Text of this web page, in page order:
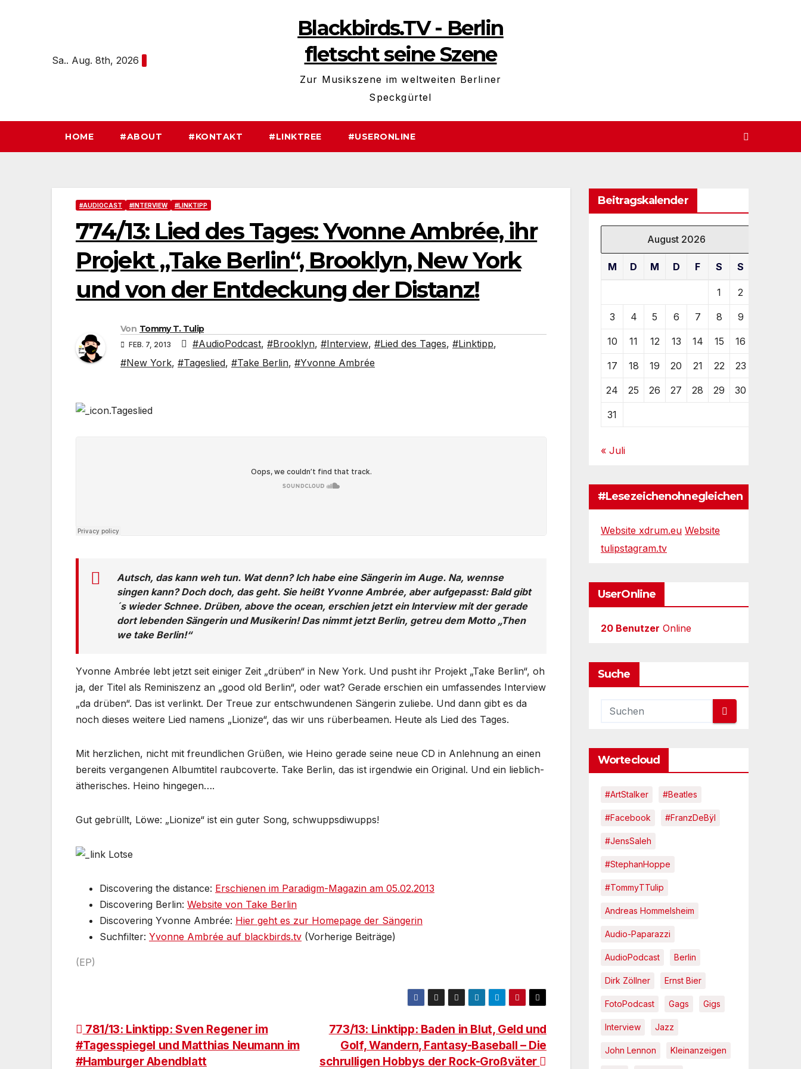
Sa.. Aug. 8th, 2026
Blackbirds.TV - Berlin
fletscht seine Szene
Zur Musikszene im weltweiten Berliner
Speckgürtel
HOME #ABOUT #KONTAKT #LINKTREE #USERONLINE
#AUDIOCAST #INTERVIEW #LINKTIPP
774/13: Lied des Tages: Yvonne Ambrée, ihr
Projekt „Take Berlin“, Brooklyn, New York
und von der Entdeckung der Distanz!
Von Tommy T. Tulip
FEB. 7, 2013 #AudioPodcast, #Brooklyn, #Interview, #Lied des Tages, #Linktipp,
#New York, #Tageslied, #Take Berlin, #Yvonne Ambrée
Autsch, das kann weh tun. Wat denn? Ich habe eine Sängerin im Auge. Na, wennse
singen kann? Doch doch, das geht. Sie heißt Yvonne Ambrée, aber aufgepasst: Bald gibt
´s wieder Schnee. Drüben, above the ocean, erschien jetzt ein Interview mit der gerade
dort lebenden Sängerin und Musikerin! Das nimmt jetzt Berlin, getreu dem Motto „Then
we take Berlin!“
Yvonne Ambrée lebt jetzt seit einiger Zeit „drüben“ in New York. Und pusht ihr Projekt „Take Berlin“, oh
ja, der Titel als Reminiszenz an „good old Berlin“, oder wat? Gerade erschien ein umfassendes Interview
„da drüben“. Das ist verlinkt. Der Treue zur entschwundenen Sängerin zuliebe. Und dann gibt es da
noch dieses weitere Lied namens „Lionize“, das wir uns rüberbeamen. Heute als Lied des Tages.
Mit herzlichen, nicht mit freundlichen Grüßen, wie Heino gerade seine neue CD in Anlehnung an einen
bereits vergangenen Albumtitel raubcoverte. Take Berlin, das ist irgendwie ein Original. Und ein lieblich-
ätherisches. Heino hingegen….
Gut gebrüllt, Löwe: „Lionize“ ist ein guter Song, schwuppsdiwupps!
Discovering the distance: Erschienen im Paradigm-Magazin am 05.02.2013
Discovering Berlin: Website von Take Berlin
Discovering Yvonne Ambrée: Hier geht es zur Homepage der Sängerin
Suchfilter: Yvonne Ambrée auf blackbirds.tv (Vorherige Beiträge)
(EP)
Beitragsnavigation
773/13: Linktipp: Baden in Blut, Geld und
Golf, Wandern, Fantasy-Baseball – Die
schrulligen Hobbys der Rock-Großväter
781/13: Linktipp: Sven Regener im
#Tagesspiegel und Matthias Neumann im
#Hamburger Abendblatt
Beitragskalender
August 2026
M D M D F S S
1 2
3 4 5 6 7 8 9
10 11 12 13 14 15 16
17 18 19 20 21 22 23
24 25 26 27 28 29 30
31
« Juli
#Lesezeichenohnegleichen
Website xdrum.eu Website
tulipstagram.tv
UserOnline
20 Benutzer Online
Suche
Wortecloud
#ArtStalker #Beatles
#Facebook #FranzDeBÿl
#JensSaleh
#StephanHoppe
#TommyTTulip
Andreas Hommelsheim
Audio-Paparazzi
AudioPodcast Berlin
Dirk Zöllner Ernst Bier
FotoPodcast Gags Gigs
Interview Jazz
John Lennon Kleinanzeigen